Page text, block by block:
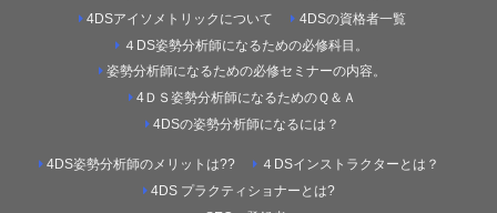
4DSアイソメトリックについて
4DSの資格者一覧
４DS姿勢分析師になるための必修科目。
姿勢分析師になるための必修セミナーの内容。
4ＤＳ姿勢分析師になるためのＱ＆Ａ
4DSの姿勢分析師になるには？
4DS姿勢分析師のメリットは??
４DSインストラクターとは？
4DS プラクティショナーとは?